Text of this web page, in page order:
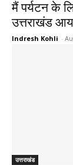
मैं पर्यटन के
उत्तराखंड
Indresh Kohli -
उत्तराखंड